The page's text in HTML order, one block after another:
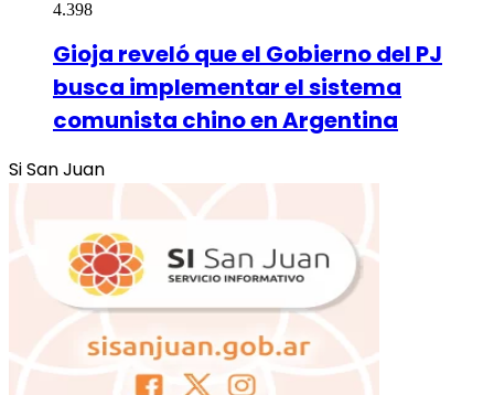
4.398
Gioja reveló que el Gobierno del PJ
busca implementar el sistema
comunista chino en Argentina
Si San Juan